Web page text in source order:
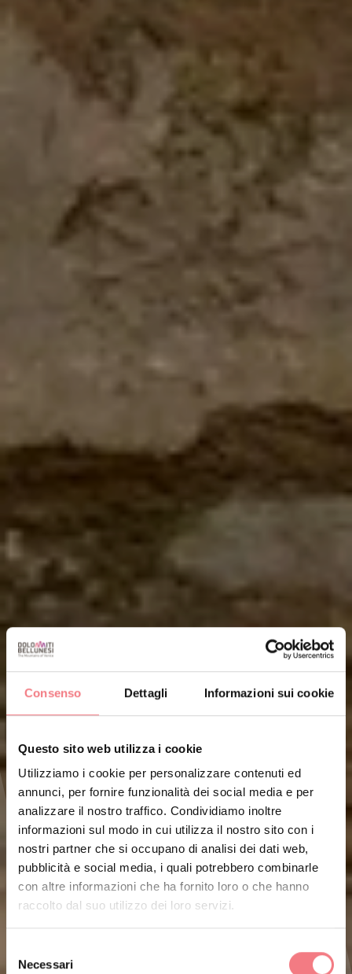
Consenso Dettagli Informazioni sui cookie
Questo sito web utilizza i cookie
Utilizziamo i cookie per personalizzare contenuti ed
annunci, per fornire funzionalità dei social media e per
analizzare il nostro traffico. Condividiamo inoltre
informazioni sul modo in cui utilizza il nostro sito con i
nostri partner che si occupano di analisi dei dati web,
pubblicità e social media, i quali potrebbero combinarle
con altre informazioni che ha fornito loro o che hanno
raccolto dal suo utilizzo dei loro servizi.
delNecessari